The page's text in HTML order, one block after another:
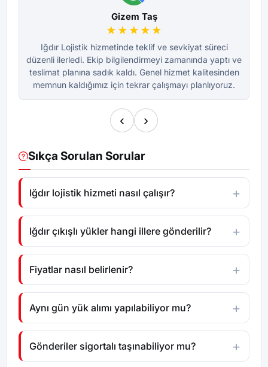
Gizem Taş
★★★★★
Iğdır Lojistik hizmetinde teklif ve sevkiyat süreci
düzenli ilerledi. Ekip bilgilendirmeyi zamanında yaptı ve
teslimat planına sadık kaldı. Genel hizmet kalitesinden
memnun kaldığımız için tekrar çalışmayı planlıyoruz.
‹ ›
Sıkça Sorulan Sorular
Iğdır lojistik hizmeti nasıl çalışır?
Iğdır çıkışlı yükler hangi illere gönderilir?
Fiyatlar nasıl belirlenir?
Aynı gün yük alımı yapılabiliyor mu?
Gönderiler sigortalı taşınabiliyor mu?